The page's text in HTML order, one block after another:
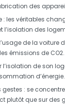
des
: les véritables
l’isolation des
de la voiture
émissions de CO2.
l’isolation de son
d’énergie.
gestes : se
plutôt que sur des